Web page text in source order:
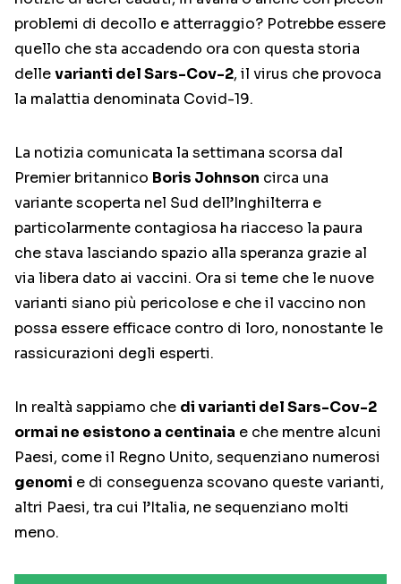
problemi di decollo e atterraggio? Potrebbe essere
quello che sta accadendo ora con questa storia
dellevarianti del Sars-Cov-2, il virus che provoca
la malattia denominata Covid-19.
La notizia comunicata la settimana scorsa dal
Premier britannico Boris Johnson circa una
variante scoperta nel Sud dell’Inghilterra e
particolarmente contagiosa ha riacceso la paura
che stava lasciando spazio alla speranza grazie al
via libera dato ai vaccini. Ora si teme che le nuove
varianti siano più pericolose e che il vaccino non
possa essere efficace contro di loro, nonostante le
rassicurazioni degli esperti.
In realtà sappiamo che di varianti del Sars-Cov-2
ormai ne esistono a centinaia e che mentre alcuni
Paesi, come il Regno Unito, sequenziano numerosi
genomi e di conseguenza scovano queste varianti,
altri Paesi, tra cui l’Italia, ne sequenziano molti
meno.